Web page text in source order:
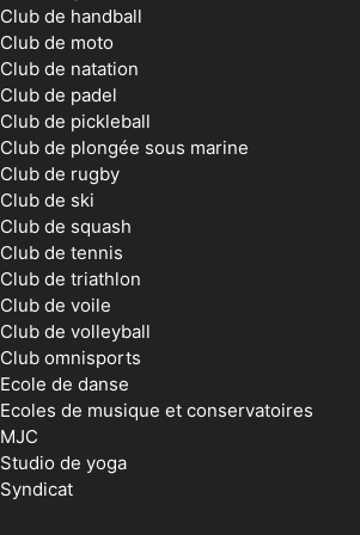
Club de handball
Club de moto
Club de natation
Club de padel
Club de pickleball
Club de plongée sous marine
Club de rugby
Club de ski
Club de squash
Club de tennis
Club de triathlon
Club de voile
Club de volleyball
Club omnisports
Ecole de danse
Ecoles de musique et conservatoires
MJC
Studio de yoga
Syndicat